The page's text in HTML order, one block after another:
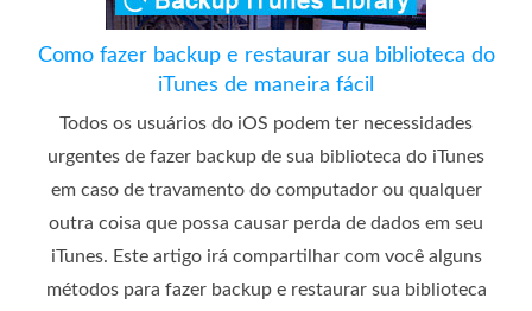
Como fazer backup e restaurar sua biblioteca do
iTunes de maneira fácil
Todos os usuários do iOS podem ter necessidades
urgentes de fazer backup de sua biblioteca do iTunes
em caso de travamento do computador ou qualquer
outra coisa que possa causar perda de dados em seu
iTunes. Este artigo irá compartilhar com você alguns
métodos para fazer backup e restaurar sua biblioteca